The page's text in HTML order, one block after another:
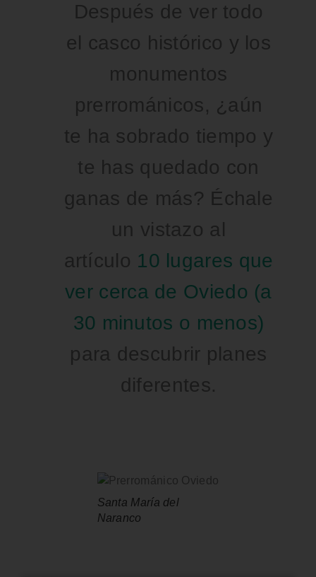
Después de ver todo
el casco histórico y los
monumentos
prerrománicos, ¿aún
te ha sobrado tiempo y
te has quedado con
ganas de más? Échale
un vistazo al
artículo 10 lugares que
ver cerca de Oviedo (a
30 minutos o menos)
para descubrir planes
diferentes.
Santa María del
Naranco